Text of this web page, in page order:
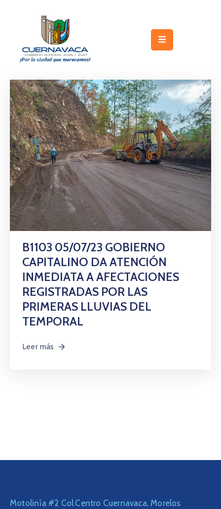
Gobierno
Turismo
Trámites
y
Servicios
Licitaciones
Transparencia
Directorio
Citas
B1103 05/07/23 GOBIERNO
CAPITALINO DA ATENCIÓN
INMEDIATA A AFECTACIONES
REGISTRADAS POR LAS
PRIMERAS LLUVIAS DEL
TEMPORAL
Leer más
Motolinía #2 Col.Centro Cuernavaca, Morelos